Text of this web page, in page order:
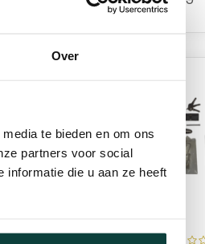
Over
te bieden en om ons
partners voor social
informatie die u aan ze heeft